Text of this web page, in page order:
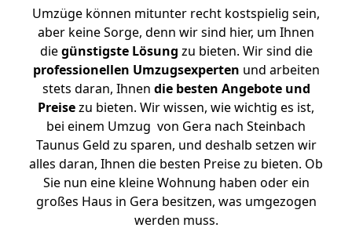
Umzüge können mitunter recht kostspielig sein,
aber keine Sorge, denn wir sind hier, um Ihnen
diegünstigste Lösung zu bieten. Wir sind die
professionellen Umzugsexperten und arbeiten
stets daran, Ihnen die besten Angebote und
Preisezu bieten. Wir wissen, wie wichtig es ist,
bei einem Umzug von Gera nach Steinbach
Taunus Geld zu sparen, und deshalb setzen wir
alles daran, Ihnen die besten Preise zu bieten. Ob
Sie nun eine kleine Wohnung haben oder ein
großes Haus in Gera besitzen, was umgezogen
werden muss.